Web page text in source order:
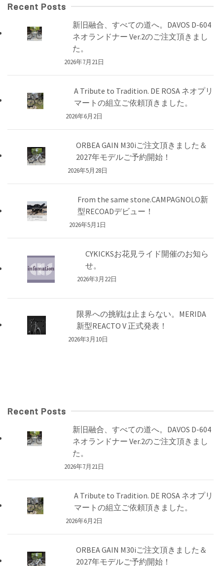
Recent Posts
新旧融合、すべての道へ。DAVOS D-604
ネオランドナー Ver.2のご注文頂きまし
た。
2026年7月21日
A Tribute to Tradition. DE ROSA ネオプリ
マートの組立ご依頼頂きました。
2026年6月2日
ORBEA GAIN M30iご注文頂きました＆
2027年モデルご予約開始！
2026年5月28日
From the same stone.CAMPAGNOLO新
型RECOADデビュー！
2026年5月1日
CYKICKSお花見ライド開催のお知ら
せ。
2026年3月22日
限界への挑戦は止まらない。MERIDA
新型REACTO V 正式発表！
2026年3月10日
Recent Posts
新旧融合、すべての道へ。DAVOS D-604
ネオランドナー Ver.2のご注文頂きまし
た。
2026年7月21日
A Tribute to Tradition. DE ROSA ネオプリ
マートの組立ご依頼頂きました。
2026年6月2日
ORBEA GAIN M30iご注文頂きました＆
2027年モデルご予約開始！